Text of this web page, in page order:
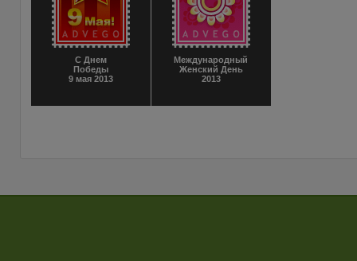
С Днем
Победы
9 мая 2013
Международный
Женский День
2013